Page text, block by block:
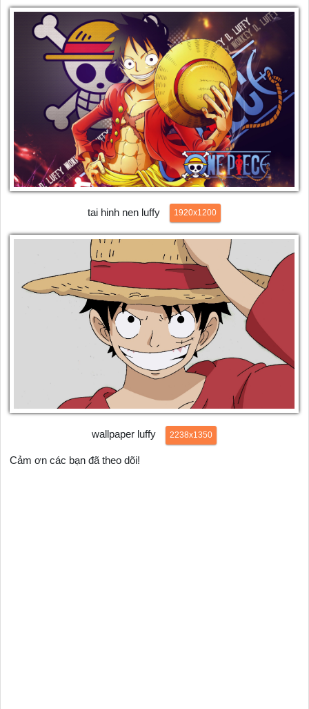
tai hinh nen luffy 1920x1200
wallpaper luffy 2238x1350
Cảm ơn các bạn đã theo dõi!